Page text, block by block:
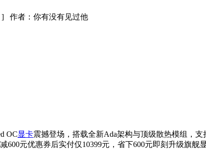
] 作者：你有没有见过他
OC显卡震撼登场，搭载全新Ada架构与顶级散热模组，
600元优惠券后实付仅10399元，省下600元即刻升级旗舰